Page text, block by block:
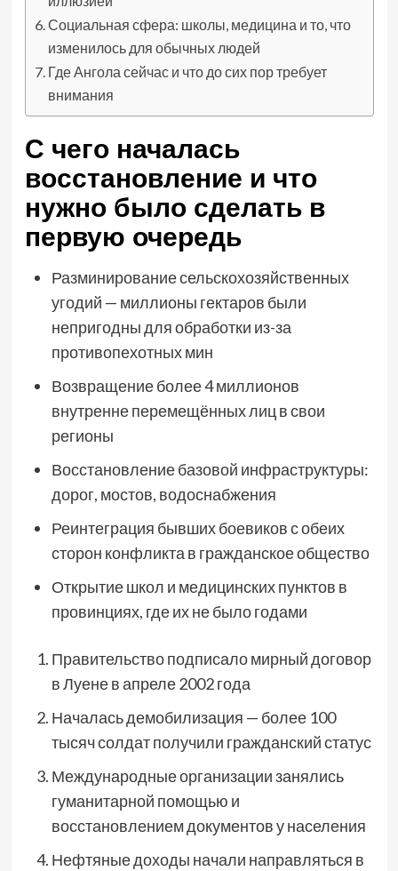
Социальная сфера: школы, медицина и то, что
изменилось для обычных людей
Где Ангола сейчас и что до сих пор требует
внимания
С чего началась
восстановление и что
нужно было сделать в
первую очередь
Разминирование сельскохозяйственных
угодий — миллионы гектаров были
непригодны для обработки из-за
противопехотных мин
Возвращение более 4 миллионов
внутренне перемещённых лиц в свои
регионы
Восстановление базовой инфраструктуры:
дорог, мостов, водоснабжения
Реинтеграция бывших боевиков с обеих
сторон конфликта в гражданское общество
Открытие школ и медицинских пунктов в
провинциях, где их не было годами
Правительство подписало мирный договор
в Луене в апреле 2002 года
Началась демобилизация — более 100
тысяч солдат получили гражданский статус
Международные организации занялись
гуманитарной помощью и
восстановлением документов у населения
Нефтяные доходы начали направляться в